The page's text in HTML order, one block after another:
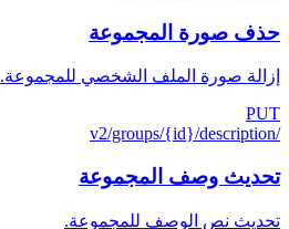
حذف صورة المجموعة
إزالة صورة الملف الشخصي للمجموعة.
PUT
/v2/groups/{id}/description
تحديث وصف المجموعة
تحديث نص الوصف للمجموعة.